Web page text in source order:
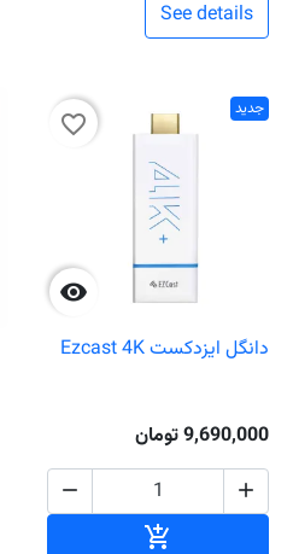
See details
جدید

favorite_border
دانگل ایزدکست Ezcast 4K
9,690,000 تومان


